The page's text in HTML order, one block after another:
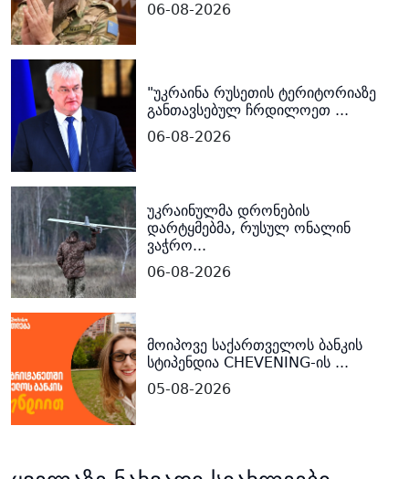
06-08-2026
"უკრაინა რუსეთის ტერიტორიაზე
განთავსებულ ჩრდილოეთ ...
06-08-2026
უკრაინულმა დრონების
დარტყმებმა, რუსულ ონალინ
ვაჭრო...
06-08-2026
მოიპოვე საქართველოს ბანკის
სტიპენდია CHEVENING-ის ...
05-08-2026